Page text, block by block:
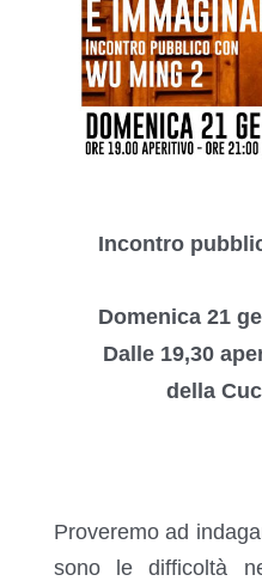
Incontro
Domenica 21
Dalle 19,30
della
Proveremo ad
sono le difficoltà